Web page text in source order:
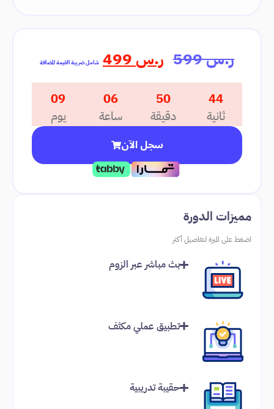
ر.س599 ر.س499 شامل ضريبة القيمة المضافة
09
يوم
06
ساعة
50
دقيقة
44
ثانية
سجل الآن
مميزات الدورة
اضغط على الميزة لتفاصيل أكثر
بث مباشر عبر الزوم
تطبيق عملي مكثف
حقيبة تدريبية